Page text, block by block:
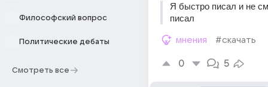
Философский вопрос
Политические дебаты
Смотреть все
Я быстро писал и не
писал
мнения #скачать
0 5